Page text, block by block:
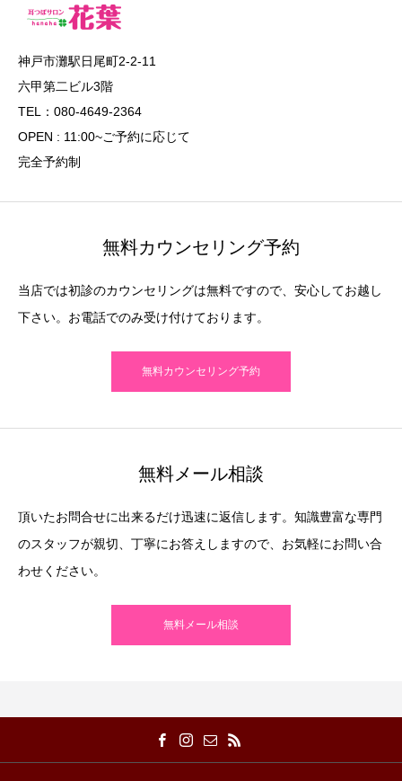
神戸市灘駅日尾町2-2-11
六甲第二ビル3階
TEL：080-4649-2364
OPEN : 11:00~ご予約に応じて
完全予約制
無料カウンセリング予約
当店では初診のカウンセリングは無料ですので、安心してお越し
下さい。お電話でのみ受け付けております。
無料カウンセリング予約
無料メール相談
頂いたお問合せに出来るだけ迅速に返信します。知識豊富な専門
のスタッフが親切、丁寧にお答えしますので、お気軽にお問い合
わせください。
無料メール相談